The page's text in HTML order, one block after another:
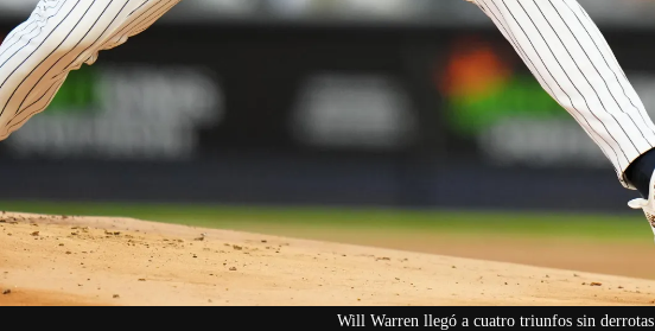
Will Warren llegó a cuatro triunfos sin derrotas